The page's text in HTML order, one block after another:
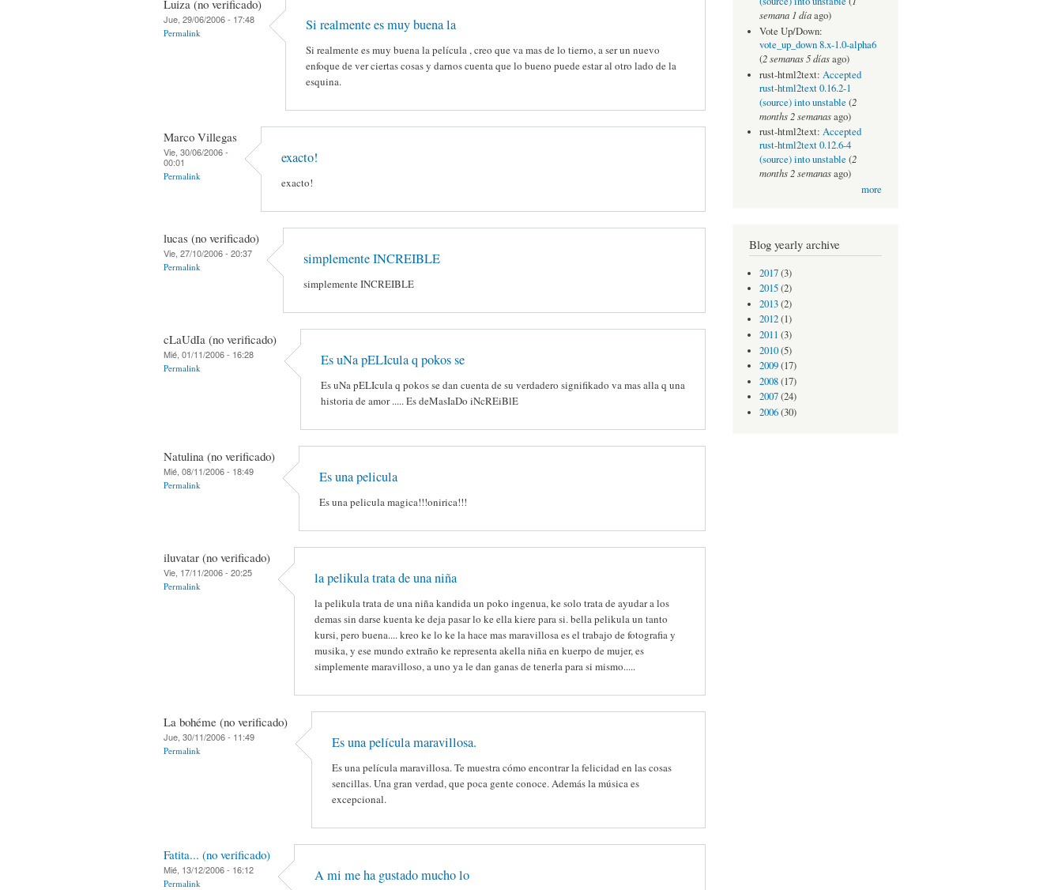
Luiza (no verificado)
Jue, 29/06/2006 - 17:48
Permalink Si realmente es muy buena la
Si realmente es muy buena la película , creo que va mas de lo tierno, a ser un nuevo
enfoque de ver ciertas cosas y darnos cuenta que lo bueno puede estar al otro lado de la
esquina.
Marco Villegas
Vie, 30/06/2006 -
00:01
Permalink
exacto!
exacto!
lucas (no verificado)
Vie, 27/10/2006 - 20:37
Permalink simplemente INCREIBLE
simplemente INCREIBLE
cLaUdIa (no verificado)
Mié, 01/11/2006 - 16:28
Permalink Es uNa pELIcula q pokos se
Es uNa pELIcula q pokos se dan cuenta de su verdadero signifikado va mas alla q una
historia de amor ..... Es deMasIaDo iNcREiBlE
Natulina (no verificado)
Mié, 08/11/2006 - 18:49
Permalink Es una pelicula
Es una pelicula magica!!!onirica!!!
iluvatar (no verificado)
Vie, 17/11/2006 - 20:25
Permalink la pelikula trata de una niña
la pelikula trata de una niña kandida un poko ingenua, ke solo trata de ayudar a los
demas sin darse kuenta ke deja pasar lo ke ella kiere para si. bella pelikula un tanto
kursi, pero buena.... kreo ke lo ke la hace mas maravillosa es el trabajo de fotografia y
musika, y ese mundo extraño ke representa akella niña en kuerpo de mujer, es
simplemente maravilloso, a uno ya le dan ganas de tenerla para si mismo.....
La bohéme (no verificado)
Jue, 30/11/2006 - 11:49
Permalink Es una película maravillosa.
Es una película maravillosa. Te muestra cómo encontrar la felicidad en las cosas
sencillas. Una gran verdad, que poca gente conoce. Además la música es
excepcional.
Fatita... (no verificado)
Mié, 13/12/2006 - 16:12
Permalink A mi me ha gustado mucho lo
semana 1 díaago)
Vote Up/Down:
vote_up_down 8.x-1.0-alpha6
(2 semanas 5 díasago)
rust-html2text: Accepted
rust-html2text 0.16.2-1
(source) into unstable (2
months 2 semanasago)
rust-html2text: Accepted
rust-html2text 0.12.6-4
(source) into unstable (2
months 2 semanasago)
more
Blog yearly archive
2017(3)
2015(2)
2013(2)
2012(1)
2011 (3)
2010(5)
2009(17)
2008(17)
2007(24)
2006(30)